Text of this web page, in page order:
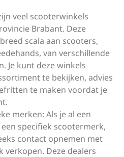
veel scooterwinkels
Brabant. Deze
scala aan scooters,
van verschillende
Je kunt deze winkels
te bekijken, advies
te maken voordat je
merken: Als je al een
specifiek scootermerk,
contact opnemen met
verkopen. Deze dealers